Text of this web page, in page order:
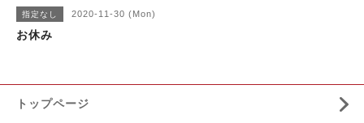
指定なし 2020-11-30 (Mon)
お休み
トップページ